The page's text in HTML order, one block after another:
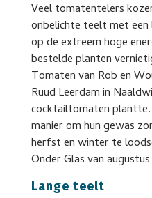
Veel tomatentelers
onbelichte teelt met
op de extreem hoge
bestelde planten
Tomaten van Rob en
Ruud Leerdam in
cocktailtomaten
manier om hun gewas
herfst en winter te
Onder Glas van
Lange teelt